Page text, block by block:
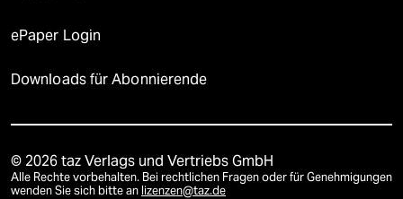
ePaper Login
Downloads für Abonnierende
© 2026 taz Verlags und Vertriebs GmbH
Alle Rechte vorbehalten. Bei rechtlichen Fragen oder für Genehmigungen
wenden Sie sich bitte an lizenzen@taz.de